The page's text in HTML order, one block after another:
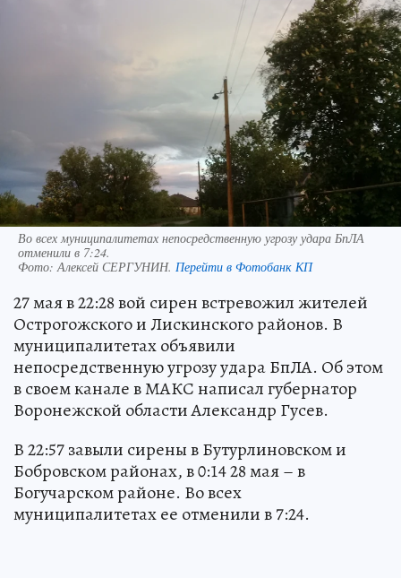
Во всех муниципалитетах непосредственную угрозу удара БпЛА
отменили в 7:24.
Фото:Алексей СЕРГУНИН. Перейти в Фотобанк КП
27 мая в 22:28 вой сирен встревожил жителей
Острогожского и Лискинского районов. В
муниципалитетах объявили
непосредственную угрозу удара БпЛА. Об этом
в своем канале в МАКС написал губернатор
Воронежской области Александр Гусев.
В 22:57 завыли сирены в Бутурлиновском и
Бобровском районах, в 0:14 28 мая – в
Богучарском районе. Во всех
муниципалитетах ее отменили в 7:24.